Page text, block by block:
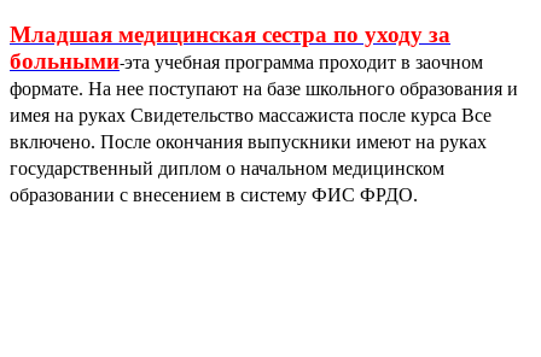
Младшая медицинская сестра по уходу за
больными-эта учебная программа проходит в заочном
формате. На нее поступают на базе школьного образования и
имея на руках Свидетельство массажиста после курса Все
включено. После окончания выпускники имеют на руках
государственный диплом о начальном медицинском
образовании с внесением в систему ФИС ФРДО.